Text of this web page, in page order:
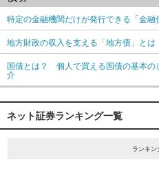
特定の金融機関だけが発行できる「金融
地方財政の収入を支える「地方債」とは
国債とは？ 個人で買える国債の基本の
介
ネット証券ランキング一覧
ランキ